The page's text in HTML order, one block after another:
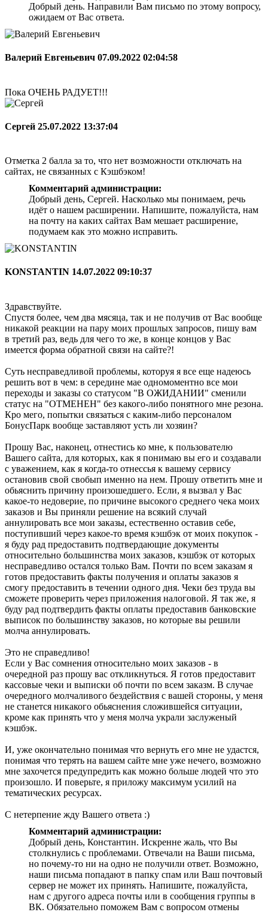
Добрый день. Направили Вам письмо по этому вопросу,
ожидаем от Вас ответа.
Валерий Евгеньевич 07.09.2022 02:04:58
Пока ОЧЕНЬ РАДУЕТ!!!
Сергей 25.07.2022 13:37:04
Отметка 2 балла за то, что нет возможности отключать на
сайтах, не связанных с Кэшбэком!
Комментарий администрации:
Добрый день, Сергей. Насколько мы понимаем, речь
идёт о нашем расширении. Напишите, пожалуйста, нам
на почту на каких сайтах Вам мешает расширение,
подумаем как это можно исправить.
KONSTANTIN 14.07.2022 09:10:37
Здравствуйте.
Спустя более, чем два мясяца, так и не получив от Вас вообще
никакой реакции на пару моих прошлых запросов, пишу вам
в третий раз, ведь для чего то же, в конце концов у Вас
имеется форма обратной связи на сайте?!
Суть несправедливой проблемы, которуя я все еще надеюсь
решить вот в чем: в середине мае одномоментно все мои
переходы и заказы со статусом "В ОЖИДАНИИ" сменили
статус на "ОТМЕНЕН" без какого-либо понятного мне резона.
Кро мего, попытки связаться с каким-либо персоналом
БонусПарк вообще заставляют усть ли хозяин?
Прошу Вас, наконец, отнестись ко мне, к пользователю
Вашего сайта, для которых, как я понимаю вы его и создавали
с уважением, как я когда-то отнессья к вашему сервису
остановив свой свобып именно на нем. Прошу ответить мне и
обьяснить причину произошедшего. Если, я вызвал у Вас
какое-то недоверие, по причине высокого среднего чека моих
заказов и Вы приняли решение на всякий случай
аннулировать все мои заказы, естественно оставив себе,
поступивший через какое-то время кэшбэк от моих покупок -
я буду рад предоставить подтвердающие документы
относительно большинства моих заказов, кэшбэк от которых
несправедливо остался только Вам. Почти по всем заказам я
готов предоставить факты получения и оплаты заказов я
смогу предоставить в течении одного дня. Чеки без труда вы
сможете проверить через приложения налоговой. Я так же, я
буду рад подтвердить факты оплаты предоставив банковские
выписок по большинству заказов, но которые вы решили
молча аннулировать.
Это не справедливо!
Если у Вас сомнения относительно моих заказов - в
очередной раз прошу вас откликнуться. Я готов предоставит
кассовые чеки и выписки об почти по всем заказм. В случае
очередного молчаливого бездействия с вашей стороны, у меня
не станется никакого обьяснения сложившейся ситуации,
кроме как принять что у меня молча украли заслуженый
кэшбэк.
И, уже окончательно понимая что вернуть его мне не удастся,
понимая что терять на вашем сайте мне уже нечего, возможно
мне захочется предупредить как можно больше людей что это
произошло. И поверьте, я приложу максимум усилий на
тематических ресурсах.
С нетерпение жду Вашего ответа :)
Комментарий администрации:
Добрый день, Константин. Искренне жаль, что Вы
столкнулись с проблемами. Отвечали на Ваши письма,
но почему-то ни на одно не получили ответ. Возможно,
наши письма попадают в папку спам или Ваш почтовый
сервер не может их принять. Напишите, пожалуйста,
нам с другого адреса почты или в сообщения группы в
ВК. Обязательно поможем Вам с вопросом отмены